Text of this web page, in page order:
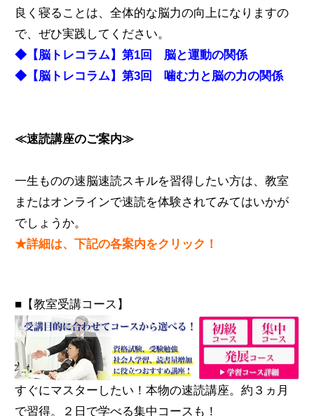
良く寝ることは、全体的な脳力の向上になりますの
で、ぜひ実践してください。
◆【脳トレコラム】第1回 脳と運動の関係
◆【脳トレコラム】第3回 噛む力と脳の力の関係
≪速読講座のご案内≫
一生ものの速脳速読スキルを習得したい方は、教室
またはオンラインで速読を体験されてみてはいかが
でしょうか。
★詳細は、下記の各案内をクリック！
■【教室受講コース】
すぐにマスターしたい！本物の速読講座。約３ヵ月
で習得。２日で学べる集中コースも！